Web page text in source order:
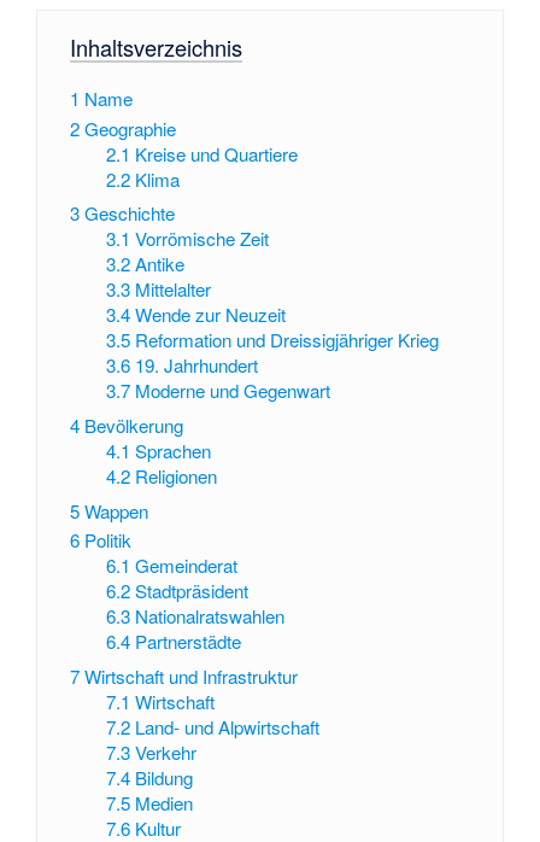
Inhaltsverzeichnis
1 Name
2Geographie
2.1 Kreise und Quartiere
2.2 Klima
3Geschichte
3.1 Vorrömische Zeit
3.2 Antike
3.3 Mittelalter
3.4 Wende zur Neuzeit
3.5 Reformation und Dreissigjähriger Krieg
3.6 19. Jahrhundert
3.7 Moderne und Gegenwart
4 Bevölkerung
4.1 Sprachen
4.2 Religionen
5Wappen
6 Politik
6.1 Gemeinderat
6.2 Stadtpräsident
6.3 Nationalratswahlen
6.4 Partnerstädte
7Wirtschaft und Infrastruktur
7.1 Wirtschaft
7.2 Land- und Alpwirtschaft
7.3 Verkehr
7.4 Bildung
7.5 Medien
7.6 Kultur